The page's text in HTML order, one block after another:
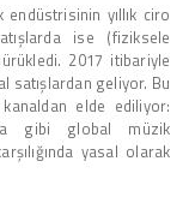
yıllık ciro
ise (fiziksele
2017 itibariyle
satışlardan geliyor. Bu
elde ediliyor:
gibi global müzik
yasal olarak